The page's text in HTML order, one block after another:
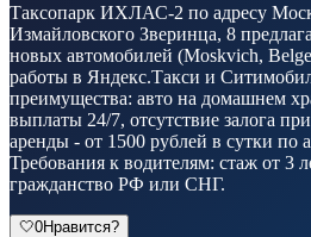
Таксопарк ИХЛАС-2 по адресу
Измайловского Зверинца, 8
новых автомобилей (Moskvich,
работы в Яндекс.Такси и
преимущества: авто на домашнем
выплаты 24/7, отсутствие залога
аренды - от 1500 рублей в сутки
Требования к водителям: стаж от 3
гражданство РФ или СНГ.
🤍0Нравится?